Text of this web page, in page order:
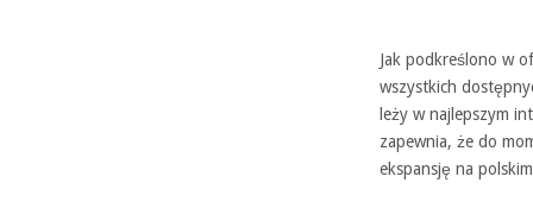
Jak podkreślono w
wszystkich
leży w najlepszym
zapewnia, że do
ekspansję na